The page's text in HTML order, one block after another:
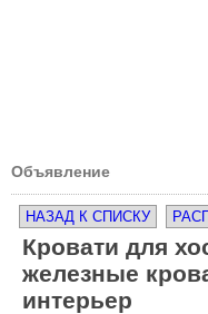
Объявление
НАЗАД К СПИСКУ
Кровати для
железные
интерьер